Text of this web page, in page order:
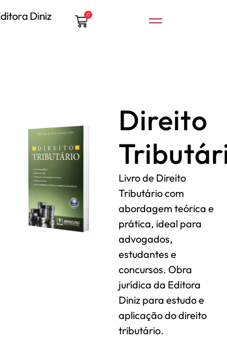
0
Direito
Livro de Direito
Tributário com
abordagem teórica e
prática, ideal para
advogados,
estudantes e
concursos. Obra
jurídica da Editora
Diniz para estudo e
aplicação do direito
tributário.